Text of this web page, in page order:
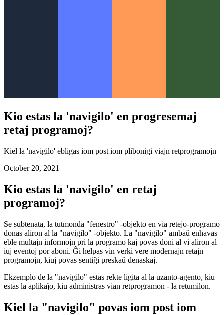
Kio estas la 'navigilo' en progresemaj
retaj programoj?
October 20, 2021
Kio estas la 'navigilo' en retaj
programoj?
Se subtenata, la tutmonda "fenestro" -objekto en via retejo-programo
donas aliron al la "navigilo" -objekto. La "navigilo" ambaŭ enhavas
eble multajn informojn pri la programo kaj povas doni al vi aliron al
iuj eventoj por aboni. Ĝi helpas vin verki vere modernajn retajn
programojn, kiuj povas sentiĝi preskaŭ denaskaj.
Ekzemplo de la "navigilo" estas rekte ligita al la uzanto-agento, kiu
estas la aplikaĵo, kiu administras vian retprogramon - la retumilon.